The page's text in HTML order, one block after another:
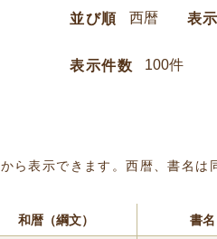
並び順 表
表示件数
ら表示できます。西暦、書名
和暦（綱文） 書名